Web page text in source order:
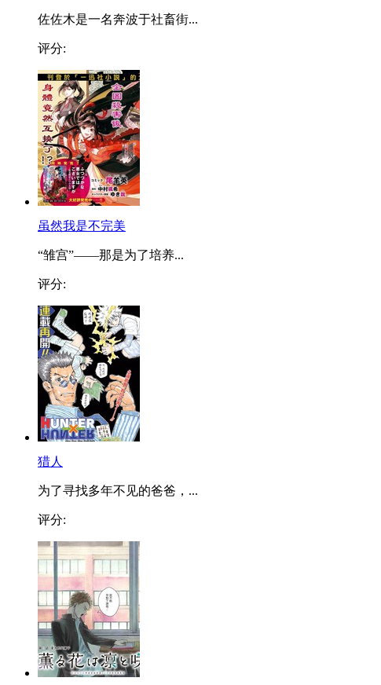
佐佐木是一名奔波于社畜街...
评分:
虽然我是不完美
“雏宫”——那是为了培养...
评分:
猎人
为了寻找多年不见的爸爸，...
评分: